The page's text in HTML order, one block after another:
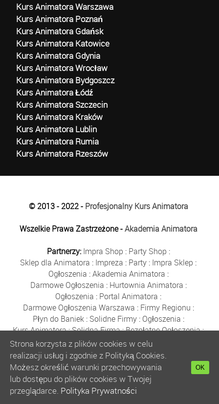
Kurs Animatora Warszawa
Kurs Animatora Poznań
Kurs Animatora Gdańsk
Kurs Animatora Katowice
Kurs Animatora Gdynia
Kurs Animatora Wrocław
Kurs Animatora Bydgoszcz
Kurs Animatora Łódź
Kurs Animatora Szczecin
Kurs Animatora Kraków
Kurs Animatora Lublin
Kurs Animatora Rumia
Kurs Animatora Rzeszów
© 2013 - 2022 - Profesjonalny Kurs Animatora
Wszelkie Prawa Zastrzeżone -Akademia Animatora
Partnerzy: Impra Shop : Party Shop :
Sklep dla Animatora : Impreza : Party : Impra Sklep :
Ogłoszenia :Akademia Animatora :
Darmowe Ogłoszenia : Hurtownia Animatora :
Ogłoszenia : Portal Animatora :
Darmowe Ogłoszenia Warszawa : Firmy Regionu :
Płyn do Baniek: Solidne Firmy: Ogłoszenia :
Kurs Animatora:Solidna Firma:Bezpłatne Ogłoszenia:
Animator Czasu Wolnego:
Bezpłatne Ogłoszenia Warszawa:sklep animatora
Bańki Mydlane:Bezpłatne Ogłoszenia
Szkolenie Animatorów:Kurs Animatora
:
Kurs Animatora Warszawa :Rumia
Kurs Animatora Poznań:
Strona korzysta z plików cookies w celu
realizacji usług i zgodnie z Polityką Cookies.
Możesz określić warunki przechowywania
lub dostępu do plików cookies w Twojej
przeglądarce. Polityka Prywatności
OK